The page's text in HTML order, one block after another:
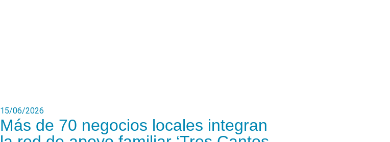
15/06/2026
Más de 70 negocios locales integran